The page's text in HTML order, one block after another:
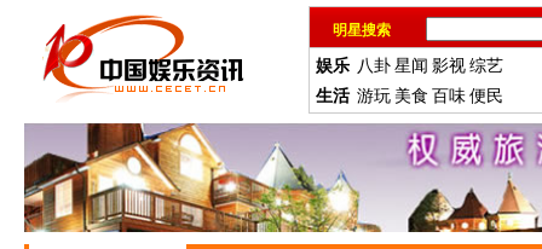
明星搜索
娱乐 八卦星闻 影视综艺
生活 游玩 美食 百味便民